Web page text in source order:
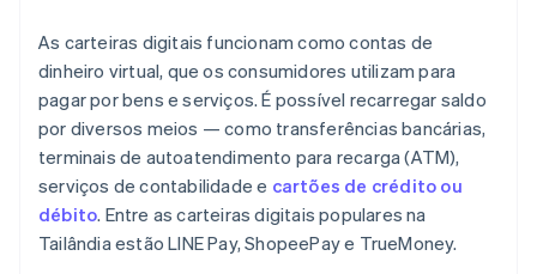
As carteiras digitais funcionam como contas de
dinheiro virtual, que os consumidores utilizam para
pagar por bens e serviços. É possível recarregar saldo
por diversos meios — como transferências bancárias,
terminais de autoatendimento para recarga (ATM),
serviços de contabilidade e cartões de crédito ou
débito. Entre as carteiras digitais populares na
Tailândia estão LINE Pay, ShopeePay e TrueMoney.